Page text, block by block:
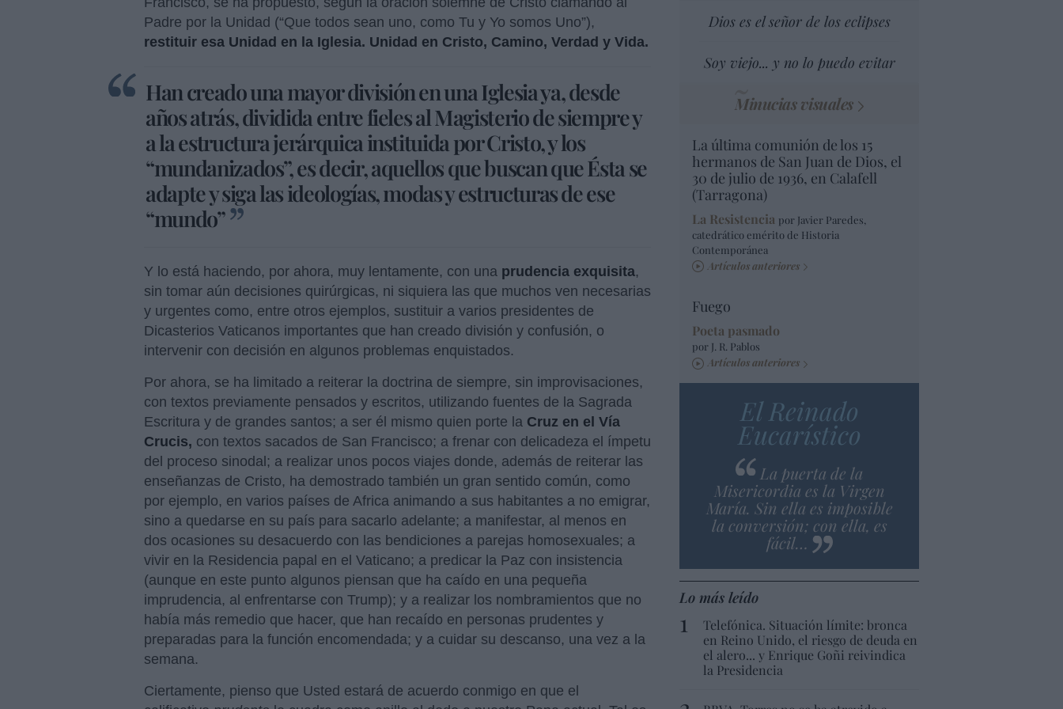
Padre por la Unidad (“Que todos sean uno, como Tu y Yo somos Uno”),
restituir esa Unidad en la Iglesia. Unidad en Cristo, Camino, Verdad y Vida.
Han creado una mayor división en una Iglesia ya, desde
años atrás, dividida entre fieles al Magisterio de siempre y
a la estructura jerárquica instituida por Cristo, y los
“mundanizados”, es decir, aquellos que buscan que Ésta se
adapte y siga las ideologías, modas y estructuras de ese
“mundo”
Y lo está haciendo, por ahora, muy lentamente, con una prudencia exquisita,
sin tomar aún decisiones quirúrgicas, ni siquiera las que muchos ven necesarias
y urgentes como, entre otros ejemplos, sustituir a varios presidentes de
Dicasterios Vaticanos importantes que han creado división y confusión, o
intervenir con decisión en algunos problemas enquistados.
Por ahora, se ha limitado a reiterar la doctrina de siempre, sin improvisaciones,
con textos previamente pensados y escritos, utilizando fuentes de la Sagrada
Escritura y de grandes santos; a ser él mismo quien porte la Cruz en el Vía
Crucis, con textos sacados de San Francisco; a frenar con delicadeza el ímpetu
del proceso sinodal; a realizar unos pocos viajes donde, además de reiterar las
enseñanzas de Cristo, ha demostrado también un gran sentido común, como
por ejemplo, en varios países de Africa animando a sus habitantes a no emigrar,
sino a quedarse en su país para sacarlo adelante; a manifestar, al menos en
dos ocasiones su desacuerdo con las bendiciones a parejas homosexuales; a
vivir en la Residencia papal en el Vaticano; a predicar la Paz con insistencia
(aunque en este punto algunos piensan que ha caído en una pequeña
imprudencia, al enfrentarse con Trump); y a realizar los nombramientos que no
había más remedio que hacer, que han recaído en personas prudentes y
preparadas para la función encomendada; y a cuidar su descanso, una vez a la
semana.
Ciertamente, pienso que Usted estará de acuerdo conmigo en que el
Dios es el señor de los eclipses
Soy viejo... y no lo puedo evitar
Minucias visuales
La última comunión de los 15
hermanos de San Juan de Dios, el
30 de julio de 1936, en Calafell
(Tarragona)
La Resistencia por Javier Paredes,
catedrático emérito de Historia
Contemporánea
Artículos anteriores
Fuego
Poeta pasmado
por J. R. Pablos
Artículos anteriores
El Reinado
Eucarístico
La puerta de la
Misericordia es la Virgen
María. Sin ella es imposible
la conversión; con ella, es
fácil…
Lo más leído
Telefónica. Situación límite: bronca
en Reino Unido, el riesgo de deuda en
el alero... y Enrique Goñi reivindica
la Presidencia